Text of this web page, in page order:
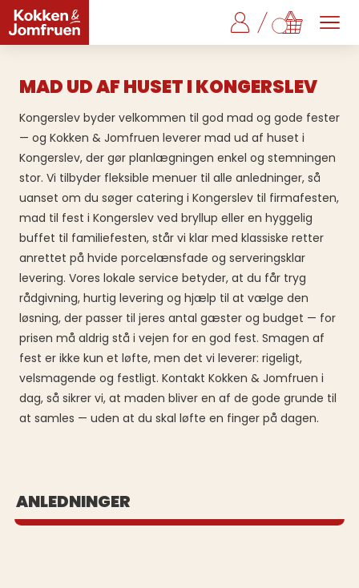
MAD UD AF HUSET I KONGERSLEV
Kongerslev byder velkommen til god mad og gode fester
— og Kokken & Jomfruen leverer mad ud af huset i
Kongerslev, der gør planlægningen enkel og stemningen
stor. Vi tilbyder fleksible menuer til alle anledninger, så
uanset om du søger catering i Kongerslev til firmafesten,
mad til fest i Kongerslev ved bryllup eller en hyggelig
buffet til familiefesten, står vi klar med klassiske retter
anrettet på hvide porcelænsfade og serveringsklar
levering. Vores lokale service betyder, at du får tryg
rådgivning, hurtig levering og hjælp til at vælge den
løsning, der passer til jeres antal gæster og budget — for
prisen må aldrig stå i vejen for en god fest. Smagen af
fest er ikke kun et løfte, men det vi leverer: rigeligt,
velsmagende og festligt. Kontakt Kokken & Jomfruen i
dag, så sikrer vi, at maden bliver en af de gode grunde til
at samles — uden at du skal løfte en finger på dagen.
ANLEDNINGER
Se vores populære buffeter